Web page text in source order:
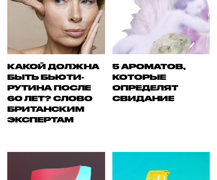
КАКОЙ ДОЛЖНА
БЫТЬ БЬЮТИ-
РУТИНА ПОСЛЕ
60 ЛЕТ? СЛОВО
БРИТАНСКИМ
ЭКСПЕРТАМ
5 АРОМАТОВ,
КОТОРЫЕ
ОПРЕДЕЛЯТ
СВИДАНИЕ